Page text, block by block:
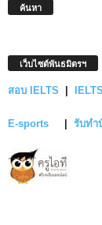
ค้นหา
เว็บไซต์พันธมิตรฯ
สอบ IELTS
E-sports รับท